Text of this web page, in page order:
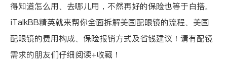
得知道怎么用、去哪儿用，不然再好的保险也等于白搭。
iTalkBB精英就来帮你全面拆解美国配眼镜的流程、美国
配眼镜的费用构成、保险报销方式及省钱建议！请有配镜
需求的朋友们仔细阅读+收藏！